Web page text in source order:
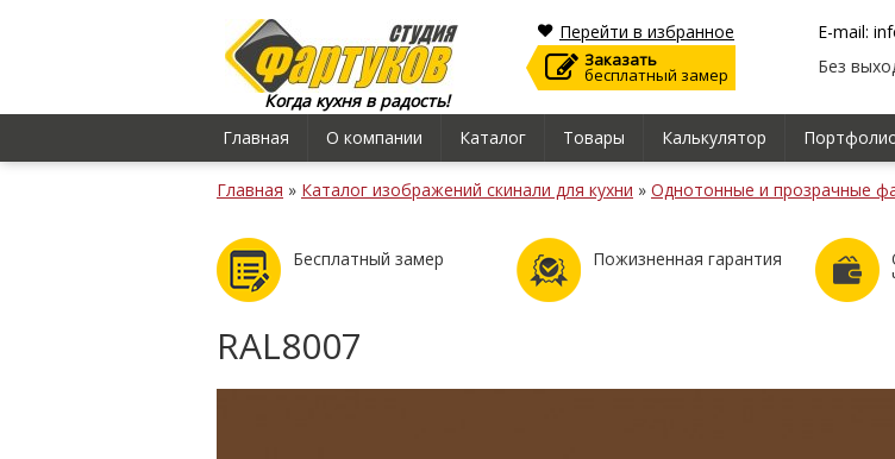
Когда кухня в радость!
Перейти в избранное
Заказать
бесплатный замер
E-mail:
Без
Главная О компании Каталог Товары Калькулятор
Главная » Каталог изображений скинали для кухни » Однотонные и прозрачные
Бесплатный замер Пожизненная гарантия
RAL8007